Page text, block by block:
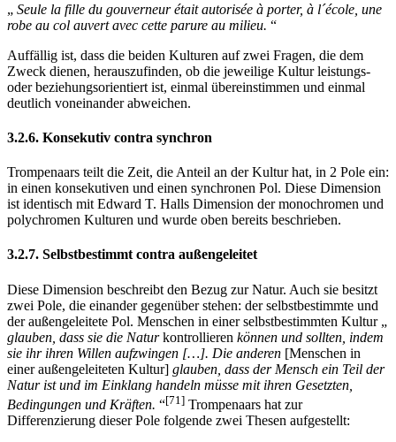
„ Seule la fille du gouverneur était autorisée à porter, à l´école, une
robe au col auvert avec cette parure au milieu. “
Auffällig ist, dass die beiden Kulturen auf zwei Fragen, die dem
Zweck dienen, herauszufinden, ob die jeweilige Kultur leistungs-
oder beziehungsorientiert ist, einmal übereinstimmen und einmal
deutlich voneinander abweichen.
3.2.6. Konsekutiv contra synchron
Trompenaars teilt die Zeit, die Anteil an der Kultur hat, in 2 Pole ein:
in einen konsekutiven und einen synchronen Pol. Diese Dimension
ist identisch mit Edward T. Halls Dimension der monochromen und
polychromen Kulturen und wurde oben bereits beschrieben.
3.2.7. Selbstbestimmt contra außengeleitet
Diese Dimension beschreibt den Bezug zur Natur. Auch sie besitzt
zwei Pole, die einander gegenüber stehen: der selbstbestimmte und
der außengeleitete Pol. Menschen in einer selbstbestimmten Kultur „
glauben, dass sie die Naturkontrollieren können und sollten, indem
sie ihr ihren Willen aufzwingen […]. Die anderen [Menschen in
einer außengeleiteten Kultur] glauben, dass der Mensch ein Teil der
Natur ist und im Einklang handeln müsse mit ihren Gesetzten,
Bedingungen und Kräften. “[71] Trompenaars hat zur
Differenzierung dieser Pole folgende zwei Thesen aufgestellt: